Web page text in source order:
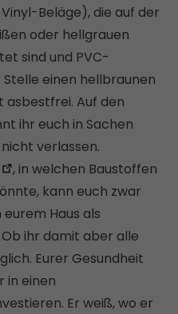
Beläge), die auf der
oder hellgrauen
sind und PVC-
einen hellbraunen
asbestfrei. Auf den
ihr euch in Sachen
verlassen.
, in welchen Baustoffen
kann euch zwar
Haus als
ihr damit aber alle
Eurer Gesundheit
in einen
Er weiß, wo er